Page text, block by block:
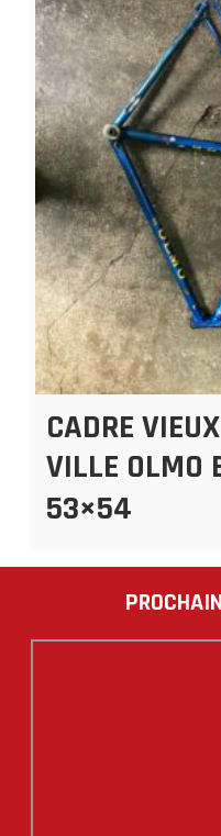
CADRE
VILLE OLMO
53×54